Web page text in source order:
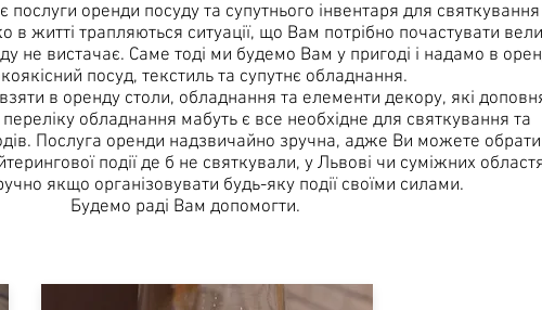
оренди посуду та супутнього інвентаря для святкування
в житті трапляються ситуації, що Вам потрібно почастувати
не вистачає. Саме тоді ми будемо Вам у пригоді і надамо в
посуд, текстиль та супутнє обладнання.
в оренду столи, обладнання та елементи декору, які
обладнання мабуть є все необхідне для святкування та
Послуга оренди надзвичайно зручна, адже Ви можете
події де б не святкували, у Львові чи суміжних
якщо організовувати будь-яку події своїми силами.
Будемо раді Вам допомогти.